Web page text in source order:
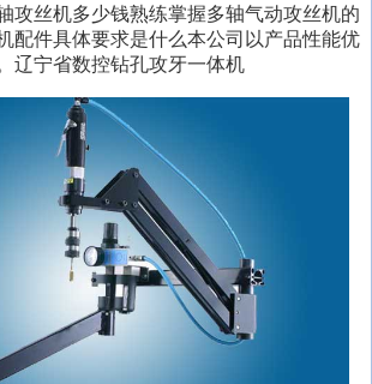
攻丝机多少钱熟练掌握多轴气动攻丝机的
配件具体要求是什么本公司以产品性能优
辽宁省数控钻孔攻牙一体机